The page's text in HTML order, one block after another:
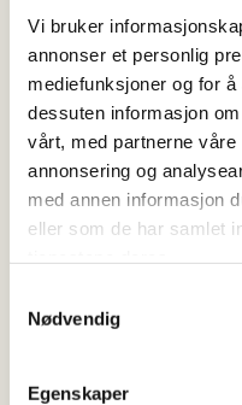
Vi bruker
annonser et personlig
mediefunksjoner og for
dessuten informasjon
vårt, med partnerne våre
annonsering og
med annen informasjon
eller som de har samlet
Nødvendig
Egenskaper
Tusen takk til DAM
at våre medlemmer
Om MS